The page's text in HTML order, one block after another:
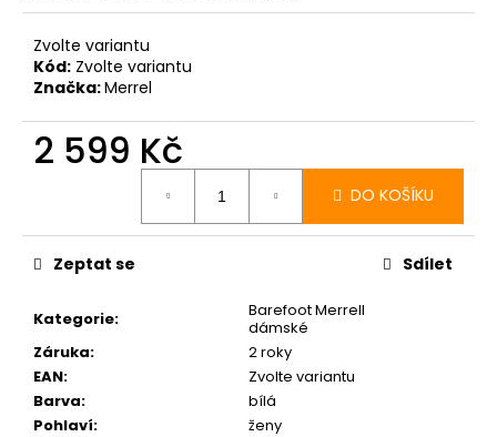
Zvolte variantu
Kód: Zvolte variantu
Značka:Merrel
2 599 Kč
DO KOŠÍKU
Kategorie:
Barefoot Merrell
dámské
Záruka:
2 roky
EAN:
Zvolte variantu
Barva:
bílá
Pohlaví: ženy
Zeptat se Sdílet